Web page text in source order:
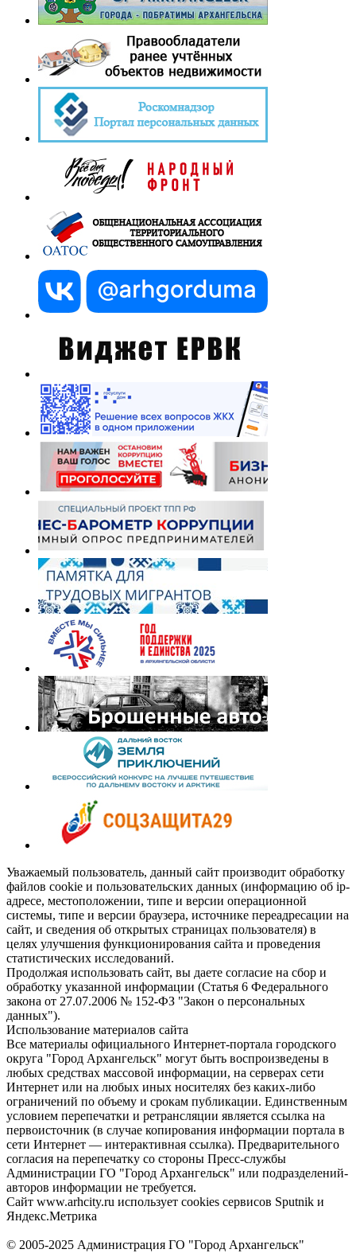
Уважаемый пользователь, данный сайт производит обработку
файлов cookie и пользовательских данных (информацию об ip-
адресе, местоположении, типе и версии операционной
системы, типе и версии браузера, источнике переадресации на
сайт, и сведения об открытых страницах пользователя) в
целях улучшения функционирования сайта и проведения
статистических исследований.
Продолжая использовать сайт, вы даете согласие на сбор и
обработку указанной информации (Статья 6 Федерального
закона от 27.07.2006 № 152-ФЗ "Закон о персональных
данных").
Использование материалов сайта
Все материалы официального Интернет-портала городского
округа "Город Архангельск" могут быть воспроизведены в
любых средствах массовой информации, на серверах сети
Интернет или на любых иных носителях без каких-либо
ограничений по объему и срокам публикации. Единственным
условием перепечатки и ретрансляции является ссылка на
первоисточник (в случае копирования информации портала в
сети Интернет — интерактивная ссылка). Предварительного
согласия на перепечатку со стороны Пресс-службы
Администрации ГО "Город Архангельск" или подразделений-
авторов информации не требуется.
Сайт www.arhcity.ru использует cookies сервисов Sputnik и
Яндекс.Метрика
© 2005-2025 Администрация ГО "Город Архангельск"